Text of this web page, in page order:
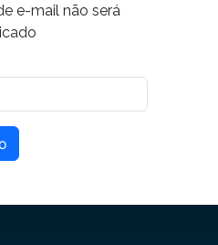
e-mail não será